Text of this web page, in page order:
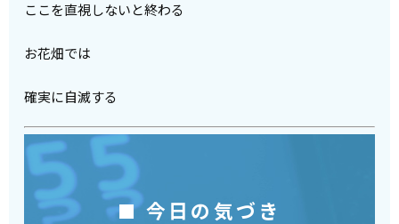
ここを直視しないと終わる
お花畑では
確実に自滅する
■ 今日の気づき